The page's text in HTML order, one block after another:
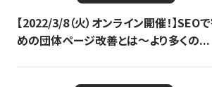
【2022/3/8（火）オンライン開催！】
めの団体ページ改善とは～より多くの...